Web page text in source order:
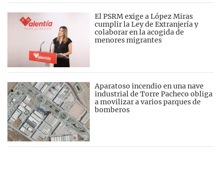
El PSRM exige a López Miras
cumplir la Ley de Extranjería y
colaborar en la acogida de
menores migrantes
Aparatoso incendio en una nave
industrial de Torre Pacheco obliga
a movilizar a varios parques de
bomberos